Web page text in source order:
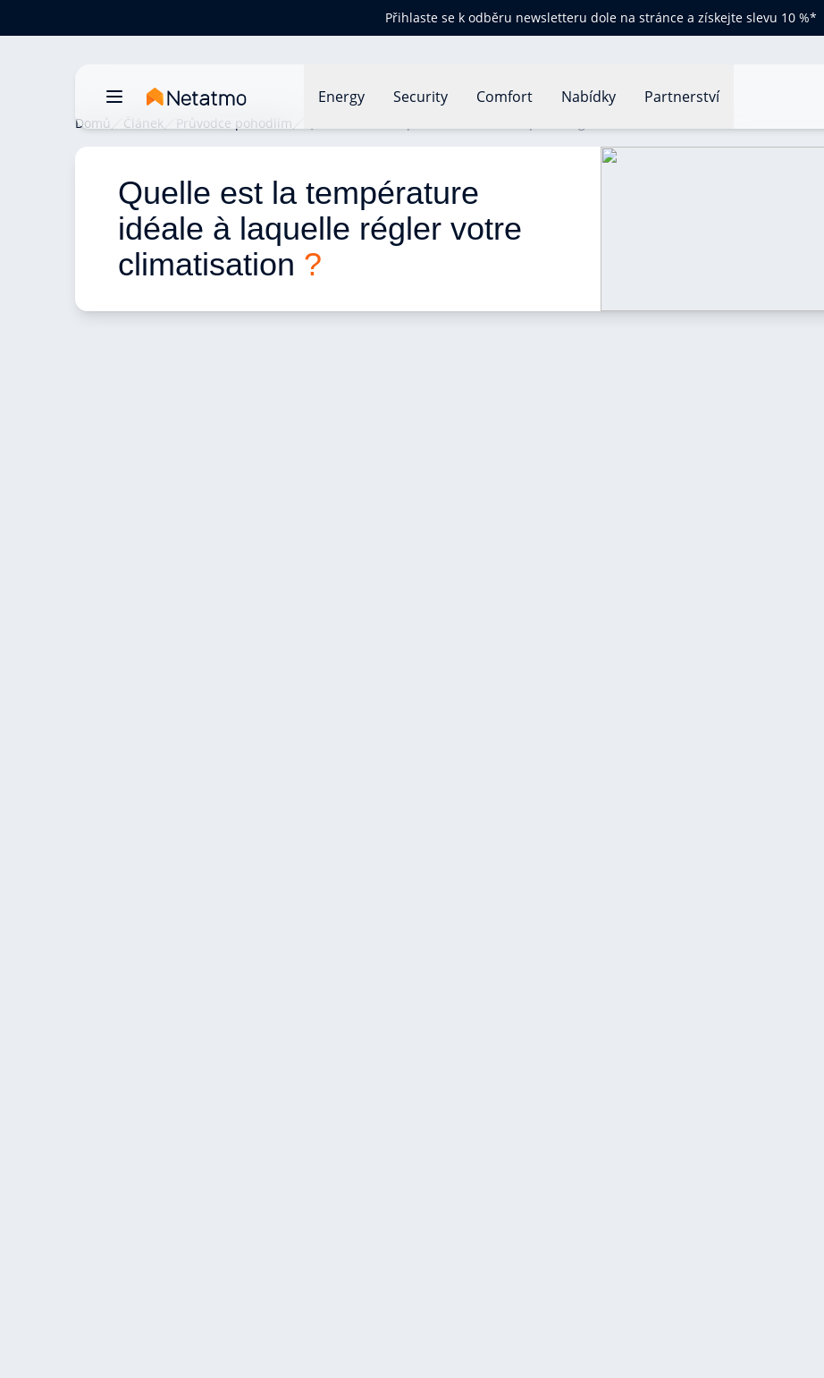
Přihlaste se k odběru newsletteru dole na stránce a získejte slevu 10 %*
Energy Security Comfort Nabídky Partnerství
Domů Článek Průvodce pohodlím
Quelle est la température
idéale à laquelle régler votre
climatisation ?